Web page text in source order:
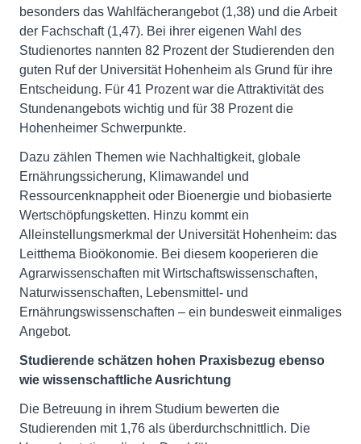
besonders das Wahlfächerangebot (1,38) und die Arbeit
der Fachschaft (1,47). Bei ihrer eigenen Wahl des
Studienortes nannten 82 Prozent der Studierenden den
guten Ruf der Universität Hohenheim als Grund für ihre
Entscheidung. Für 41 Prozent war die Attraktivität des
Stundenangebots wichtig und für 38 Prozent die
Hohenheimer Schwerpunkte.
Dazu zählen Themen wie Nachhaltigkeit, globale
Ernährungssicherung, Klimawandel und
Ressourcenknappheit oder Bioenergie und biobasierte
Wertschöpfungsketten. Hinzu kommt ein
Alleinstellungsmerkmal der Universität Hohenheim: das
Leitthema Bioökonomie. Bei diesem kooperieren die
Agrarwissenschaften mit Wirtschaftswissenschaften,
Naturwissenschaften, Lebensmittel- und
Ernährungswissenschaften – ein bundesweit einmaliges
Angebot.
Studierende schätzen hohen Praxisbezug ebenso
wie wissenschaftliche Ausrichtung
Die Betreuung in ihrem Studium bewerten die
Studierenden mit 1,76 als überdurchschnittlich. Die